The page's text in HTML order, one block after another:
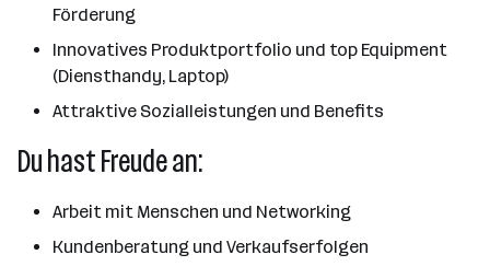
Förderung
Innovatives Produktportfolio und top Equipment
(Diensthandy, Laptop)
Attraktive Sozialleistungen und Benefits
Du hast Freude an:
Arbeit mit Menschen und Networking
Kundenberatung und Verkaufserfolgen